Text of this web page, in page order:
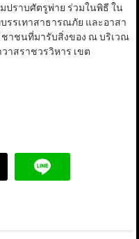
ปราบศัตรูพ่าย ร่วมในพิธี ใน
รรเทาสาธารณภัย และอาสา
าชนที่มารับสิ่งของ ณ บริเวณ
าสราชวรวิหาร เขต